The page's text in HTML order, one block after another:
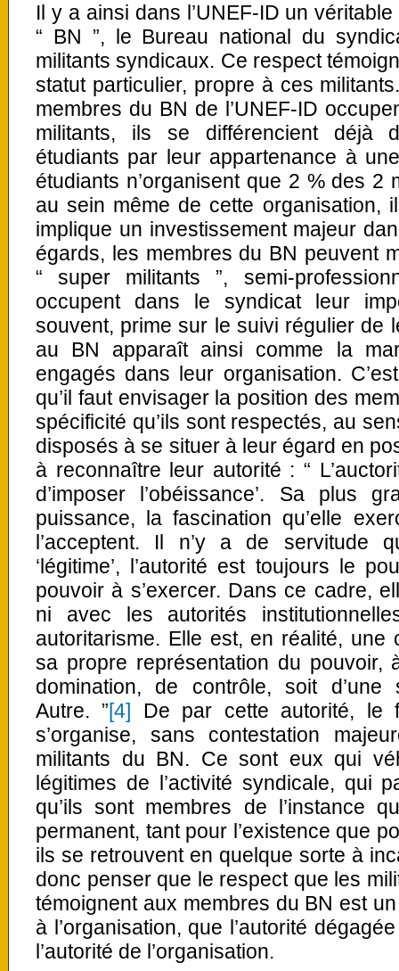
Il y a ainsi dans l’UNEF-ID un
“ BN ”, le Bureau national du
militants syndicaux. Ce respect
statut particulier, propre à ces
membres du BN de l’UNEF-ID
militants, ils se différencient déjà
étudiants par leur appartenance à
étudiants n’organisent que 2 % des 2
au sein même de cette organisation,
implique un investissement majeur
égards, les membres du BN peuvent
“ super militants ”, semi-
occupent dans le syndicat leur
souvent, prime sur le suivi régulier de
au BN apparaît ainsi comme la
engagés dans leur organisation.
qu’il faut envisager la position des
spécificité qu’ils sont respectés, au
disposés à se situer à leur égard en
à reconnaître leur autorité : “
d’imposer l’obéissance’. Sa plus
puissance, la fascination qu’elle
l’acceptent. Il n’y a de servitude
‘légitime’, l’autorité est toujours le
pouvoir à s’exercer. Dans ce cadre,
ni avec les autorités
autoritarisme. Elle est, en réalité, une
sa propre représentation du pouvoir,
domination, de contrôle, soit d’une
Autre. ”[4]
De par cette autorité, le
s’organise, sans contestation
militants du BN. Ce sont eux qui
légitimes de l’activité syndicale, qui
qu’ils sont membres de l’instance
permanent, tant pour l’existence que
ils se retrouvent en quelque sorte à
donc penser que le respect que les
témoignent aux membres du BN est
à l’organisation, que l’autorité
l’autorité de l’organisation.